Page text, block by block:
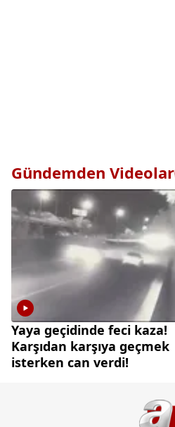
Gündemden Videolar
Yaya geçidinde feci kaza!
Karşıdan karşıya geçmek
isterken can verdi!